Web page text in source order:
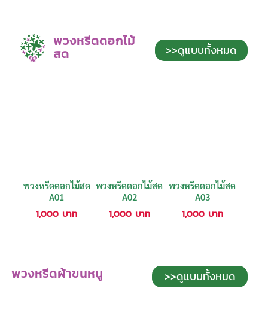
พวงหรีดดอกไม้
สด >>ดูแบบทั้งหมด
พวงหรีดดอกไม้สด
A01
1,000 บาท
พวงหรีดดอกไม้สด
A02
1,000 บาท
พวงหรีดดอกไม้สด
A03
1,000 บาท
พวงหรีดผ้าขนหนู >>ดูแบบทั้งหมด